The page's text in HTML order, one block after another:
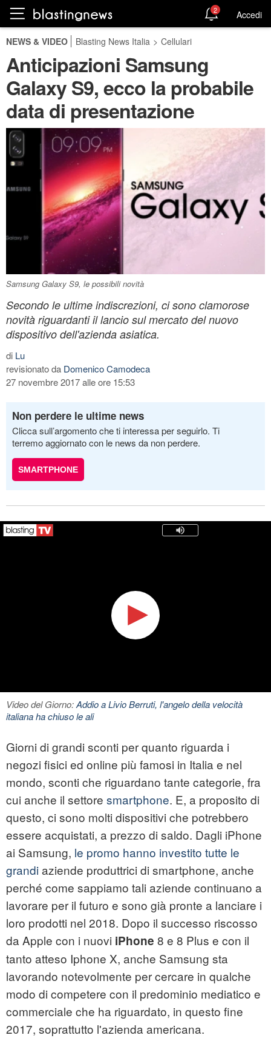
2 Accedi
NEWS & VIDEO Blasting News Italia > Cellulari
Anticipazioni Samsung
Galaxy S9, ecco la probabile
data di presentazione
Samsung Galaxy S9, le possibili novità
Secondo le ultime indiscrezioni, ci sono clamorose
novità riguardanti il lancio sul mercato del nuovo
dispositivo dell'azienda asiatica.
di Lu
revisionato da Domenico Camodeca
27 novembre 2017 alle ore 15:53
Non perdere le ultime news
Clicca sull’argomento che ti interessa per seguirlo. Ti
terremo aggiornato con le news da non perdere.
SMARTPHONE
Video del Giorno:Addio a Livio Berruti, l'angelo della velocità
italiana ha chiuso le ali
Giorni di grandi sconti per quanto riguarda i
negozi fisici ed online più famosi in Italia e nel
mondo, sconti che riguardano tante categorie, fra
cui anche il settore smartphone. E, a proposito di
questo, ci sono molti dispositivi che potrebbero
essere acquistati, a prezzo di saldo. Dagli iPhone
ai Samsung, le promo hanno investito tutte le
grandiaziende produttrici di smartphone, anche
perché come sappiamo tali aziende continuano a
lavorare per il futuro e sono già pronte a lanciare i
loro prodotti nel 2018. Dopo il successo riscosso
da Apple con i nuovi iPhone 8 e 8 Plus e con il
tanto atteso Iphone X, anche Samsung sta
lavorando notevolmente per cercare in qualche
modo di competere con il predominio mediatico e
commerciale che ha riguardato, in questo fine
2017, soprattutto l'azienda americana.